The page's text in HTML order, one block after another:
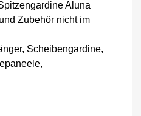
Aluna
Zubehör nicht im
Scheibengardine,